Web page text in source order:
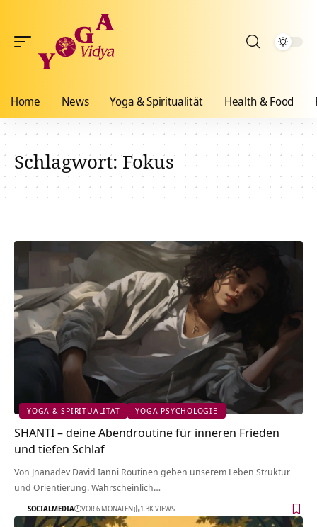
Home News Yoga & Spiritualität Health & Food
Schlagwort:Fokus
YOGA & SPIRITUALITÄT YOGA PSYCHOLOGIE
SHANTI – deine Abendroutine für inneren Frieden
und tiefen Schlaf
Von Jnanadev David Ianni Routinen geben unserem Leben Struktur
und Orientierung. Wahrscheinlich…
SOCIALMEDIA VOR 6 MONATEN 1.3K VIEWS